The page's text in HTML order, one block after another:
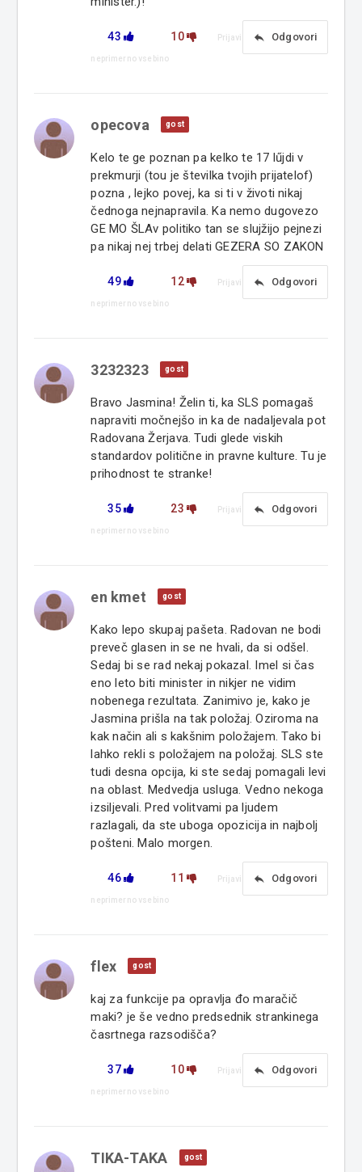
43 10 reply Odgovori
Prijavi
neprimerno vsebino
opecova gost
Kelo te ge poznan pa kelko te 17 lűjdi v
prekmurji (tou je številka tvojih prijatelof)
pozna , lejko povej, ka si ti v životi nikaj
čednoga nejnapravila. Ka nemo dugovezo
GE MO ŠLAv politiko tan se slujžijo pejnezi
pa nikaj nej trbej delati GEZERA SO ZAKON
49 12 reply Odgovori
Prijavi
neprimerno vsebino
3232323 gost
Bravo Jasmina! Želin ti, ka SLS pomagaš
napraviti močnejšo in ka de nadaljevala pot
Radovana Žerjava. Tudi glede viskih
standardov politične in pravne kulture. Tu je
prihodnost te stranke!
35 23 reply Odgovori
Prijavi
neprimerno vsebino
en kmet gost
Kako lepo skupaj pašeta. Radovan ne bodi
preveč glasen in se ne hvali, da si odšel.
Sedaj bi se rad nekaj pokazal. Imel si čas
eno leto biti minister in nikjer ne vidim
nobenega rezultata. Zanimivo je, kako je
Jasmina prišla na tak položaj. Oziroma na
kak način ali s kakšnim položajem. Tako bi
lahko rekli s položajem na položaj. SLS ste
tudi desna opcija, ki ste sedaj pomagali levi
na oblast. Medvedja usluga. Vedno nekoga
izsiljevali. Pred volitvami pa ljudem
razlagali, da ste uboga opozicija in najbolj
pošteni. Malo morgen.
46 11 reply Odgovori
Prijavi
neprimerno vsebino
flex gost
kaj za funkcije pa opravlja đo maračič
maki? je še vedno predsednik strankinega
časrtnega razsodišča?
37 10 reply Odgovori
Prijavi
neprimerno vsebino
TIKA-TAKA gost